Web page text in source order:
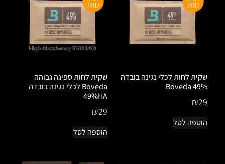
שקית לחות לכלי נגינה בובדה
49% Boveda
₪29
הוספה לסל
שקית לחות ספיגה גבוהה
Boveda לכלי נגינה בובדה
49%HA
₪29
הוספה לסל